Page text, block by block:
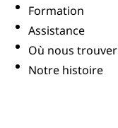
Formation
Assistance
Où nous trouver
Notre histoire